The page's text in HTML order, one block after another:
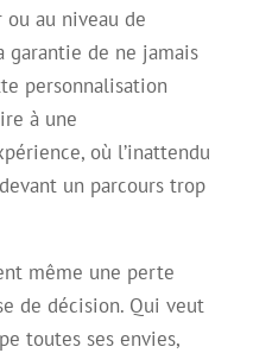
ou au niveau de
garantie de ne jamais
personnalisation
à une
où l’inattendu
un parcours trop
même une perte
de décision. Qui veut
toutes ses envies,